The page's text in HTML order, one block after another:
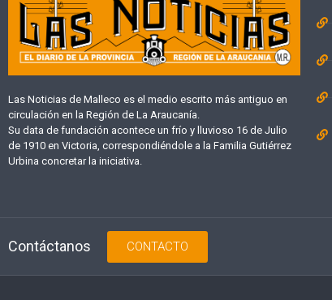
Las Noticias de Malleco es el medio escrito más antiguo en
circulación en la Región de La Araucanía.
Su data de fundación acontece un frío y lluvioso 16 de Julio
de 1910 en Victoria, correspondiéndole a la Familia Gutiérrez
Urbina concretar la iniciativa.
Contáctanos CONTACTO